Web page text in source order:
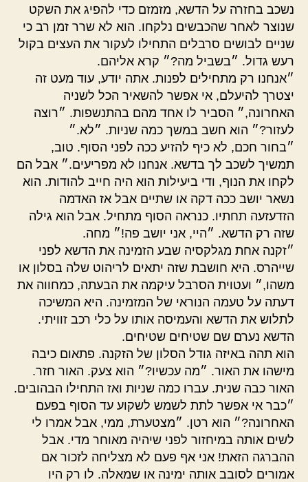
נשכב בחזרה על הדשא, מזמזם כדי להפיג את השקט
שנוצר לאחר שהכבשים נלקחו. הוא לא שרר זמן רב כי
שניים לבושים סרבלים התחילו לעקור את העצים בקול
רעש גדול. ״בשביל מה?״ קרא אליהם.
״אנחנו רק מתחילים לפנות. אתה יודע, עוד מעט זה
יצטרך להיעלם, אי אפשר להשאיר הכל לשניה
האחרונה,״ הסביר לו אחד מהם בהתנשפות. ״רוצה
לעזור?״ הוא חשב במשך כמה שניות. ״לא.״
״בחור חכם, לא כיף להזיע ככה לפני הסוף. טוב,
תמשיך לשכב לך בדשא. אנחנו לא מפריעים.״ אבל הם
לקחו את הנוף, ודי ביעילות הוא היה חייב להודות. הוא
נשאר יושב ככה דקה או שתיים אבל אז האדמה
הזדעזעה תחתיו. כנראה הסוף מתחיל. אבל הוא גילה
שזה רק הדשא. ״היי, אני יושב פה!״ מחה.
״זקנה אחת מגלקסיה שבע הזמינה את הדשא לפני
שייהרס. היא חושבת שזה יתאים לריהוט שלה בסלון או
משהו,״ ועטוית הסרבל עיקמה את הבעתה, כמחווה את
דעתה על טעמה הנוראי של המזמינה. היא המשיכה
לתלוש את הדשא והעמיסה אותו על כלי רכב זוויתי.
הדשא נערם שם שטיחים שטיחים.
הוא תהה באיזה גודל הסלון של הזקנה. פתאום כיבה
מישהו את האור. ״מה עכשיו?״ הוא צעק. האור חזר.
האור כבה שנית. עברו כמה שניות ואז התחילו הבהובים.
״כבר אי אפשר לתת לשמש לשקוע עד הסוף בפעם
האחרונה?״ הוא רטן. ״מצטערת, ממי, אבל אמרו לי
לשים אותה במיחזור לפני שיהיה מאוחר מדי. אבל
ההברגה הזאת! אני אף פעם לא מצליחה לזכור אם
אמורים לסובב אותה ימינה או שמאלה. לו רק היו